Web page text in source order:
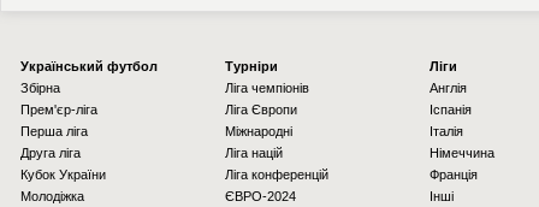
Українcький футбол
Збірна
Прем'єр-ліга
Перша ліга
Друга ліга
Кубок України
Молодіжка
Турніри
Ліга чемпіонів
Ліга Європи
Міжнародні
Ліга націй
Ліга конференцій
ЄВРО-2024
Ліги
Англія
Іспанія
Італія
Німеччина
Франція
Інші